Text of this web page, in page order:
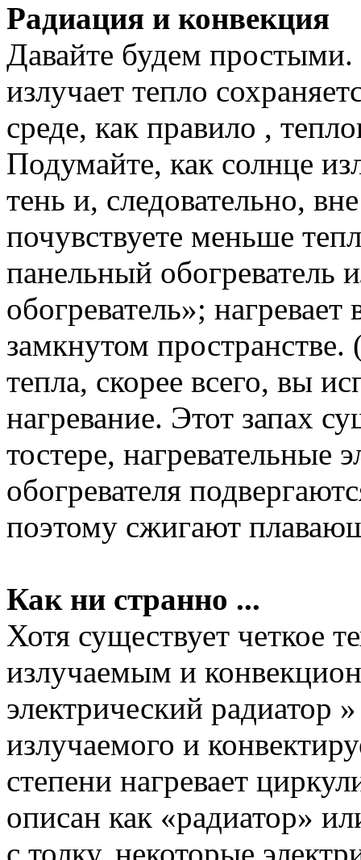
Радиация и конвекция
Давайте будем простыми.
излучает тепло
среде, как правило ,
Подумайте, как солнце
тень и, следовательно,
почувствуете меньше
панельный обогреватель
обогреватель»;
замкнутом пространстве.
тепла, скорее всего, вы
нагревание. Этот запах
тостере, нагревательные
обогревателя
поэтому сжигают
Как ни странно ...
Хотя существует четкое
излучаемым и
электрический радиатор
излучаемого и
степени нагревает
описан как «радиатор»